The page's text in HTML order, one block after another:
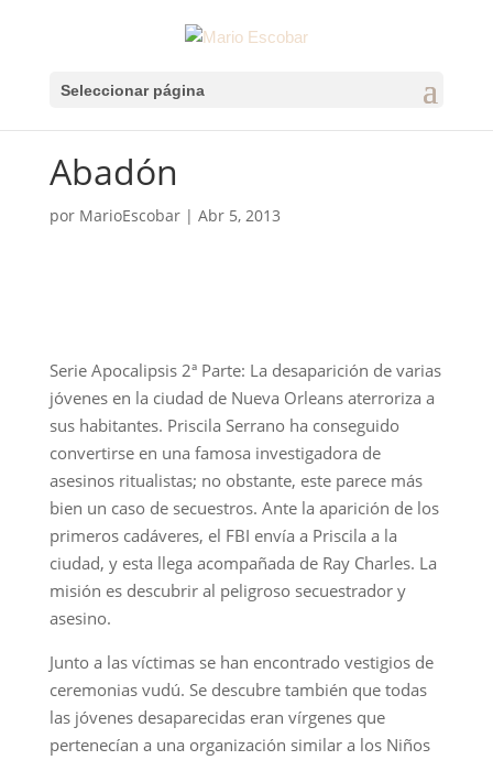
Seleccionar página
Abadón
por MarioEscobar| Abr 5, 2013
Serie Apocalipsis 2ª Parte: La desaparición de varias
jóvenes en la ciudad de Nueva Orleans aterroriza a
sus habitantes. Priscila Serrano ha conseguido
convertirse en una famosa investigadora de
asesinos ritualistas; no obstante, este parece más
bien un caso de secuestros. Ante la aparición de los
primeros cadáveres, el FBI envía a Priscila a la
ciudad, y esta llega acompañada de Ray Charles. La
misión es descubrir al peligroso secuestrador y
asesino.
Junto a las víctimas se han encontrado vestigios de
ceremonias vudú. Se descubre también que todas
las jóvenes desaparecidas eran vírgenes que
pertenecían a una organización similar a los Niños